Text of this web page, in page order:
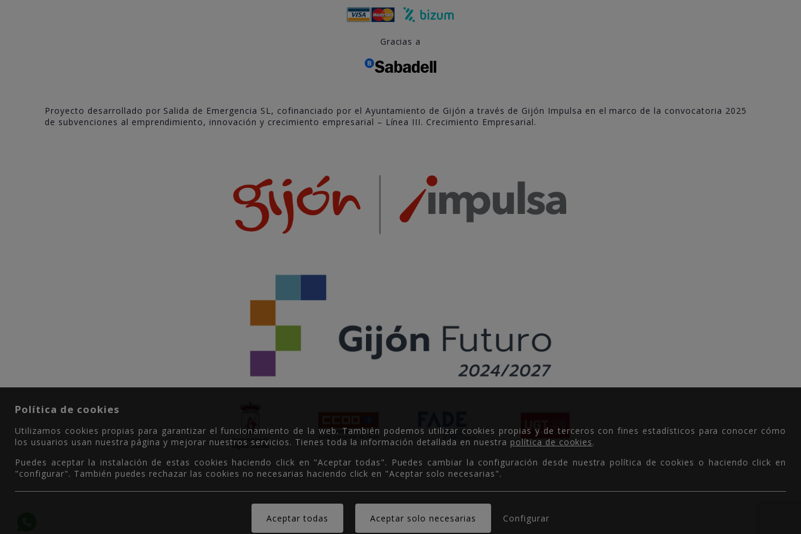
Gracias a
Proyecto desarrollado por Salida de Emergencia SL, cofinanciado por el Ayuntamiento de Gijón a través de Gijón Impulsa en el marco de la convocatoria 2025
de subvenciones al emprendimiento, innovación y crecimiento empresarial – Línea III. Crecimiento Empresarial.
Política de cookies
Utilizamos cookies propias para garantizar el funcionamiento de la web. También podemos utilizar cookies propias y de terceros con fines estadísticos para conocer cómo
los usuarios usan nuestra página y mejorar nuestros servicios. Tienes toda la información detallada en nuestra política de cookies.
Puedes aceptar la instalación de estas cookies haciendo click en "Aceptar todas". Puedes cambiar la configuración desde nuestra política de cookies o haciendo click en
"configurar". También puedes rechazar las cookies no necesarias haciendo click en "Aceptar solo necesarias".
Configurar